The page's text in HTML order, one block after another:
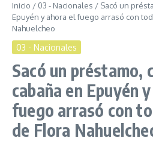
Inicio / 03 - Nacionales / Sacó un
Epuyén y ahora el fuego arrasó con
Nahuelcheo
03 - Nacionales
Sacó un préstamo,
cabaña en Epuyén
fuego arrasó con
de Flora